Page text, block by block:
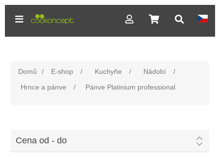
Domů / E-shop / Kuchyňe / Nádobí
/
Hrnce a pánve
/ Pánve Platinium professional
Cena od - do